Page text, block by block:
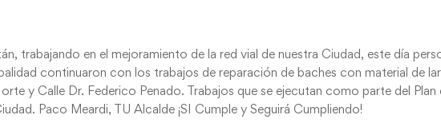
trabajando en el mejoramiento de la red vial de nuestra Ciudad, este día
continuaron con los trabajos de reparación de baches con material de
y Calle Dr. Federico Penado. Trabajos que se ejecutan como parte del Plan
Paco Meardi, TU Alcalde ¡SI Cumple y Seguirá Cumpliendo!